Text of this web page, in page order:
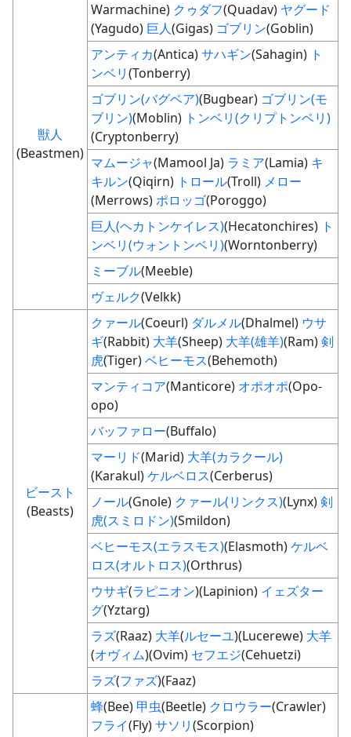
獣人
(Beastmen)
Warmachine) クゥダフ(Quadav) ヤグード
(Yagudo) 巨人(Gigas) ゴブリン(Goblin)
アンティカ(Antica)サハギン(Sahagin) ト
ンベリ(Tonberry)
ゴブリン(バグベア)(Bugbear) ゴブリン(モ
ブリン)(Moblin) トンベリ(クリプトンベリ)
(Cryptonberry)
マムージャ(Mamool Ja) ラミア(Lamia) キ
キルン(Qiqirn) トロール(Troll) メロー
(Merrows)ポロッゴ(Poroggo)
巨人(ヘカトンケイレス)(Hecatonchires) ト
ンベリ(ウォントンベリ)(Worntonberry)
ミーブル(Meeble)
ヴェルク(Velkk)
ビースト
(Beasts)
クァール(Coeurl) ダルメル(Dhalmel) ウサ
ギ(Rabbit) 大羊(Sheep) 大羊(雄羊)(Ram)剣
虎(Tiger)ベヒーモス(Behemoth)
マンティコア(Manticore) オポオポ(Opo-
opo)
バッファロー(Buffalo)
マーリド(Marid) 大羊(カラクール)
(Karakul)ケルベロス(Cerberus)
ノール(Gnole) クァール(リンクス)(Lynx)剣
虎(スミロドン)(Smildon)
ベヒーモス(エラスモス)(Elasmoth)ケルベ
ロス(オルトロス)(Orthrus)
ウサギ(ラピニオン)(Lapinion) イェズター
グ(Yztarg)
ラズ(Raaz) 大羊(ルセーユ)(Lucerewe) 大羊
(オヴィム)(Ovim) セフエジ(Cehuetzi)
ラズ(ファズ)(Faaz)
蜂(Bee) 甲虫(Beetle) クロウラー(Crawler)
フライ(Fly)サソリ(Scorpion)